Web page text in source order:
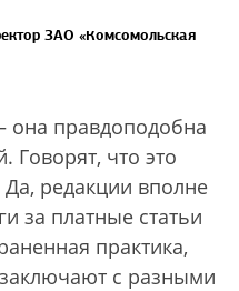
ЗАО «Комсомольская
она правдоподобна
Говорят, что это
редакции вполне
за платные статьи
практика,
с разными